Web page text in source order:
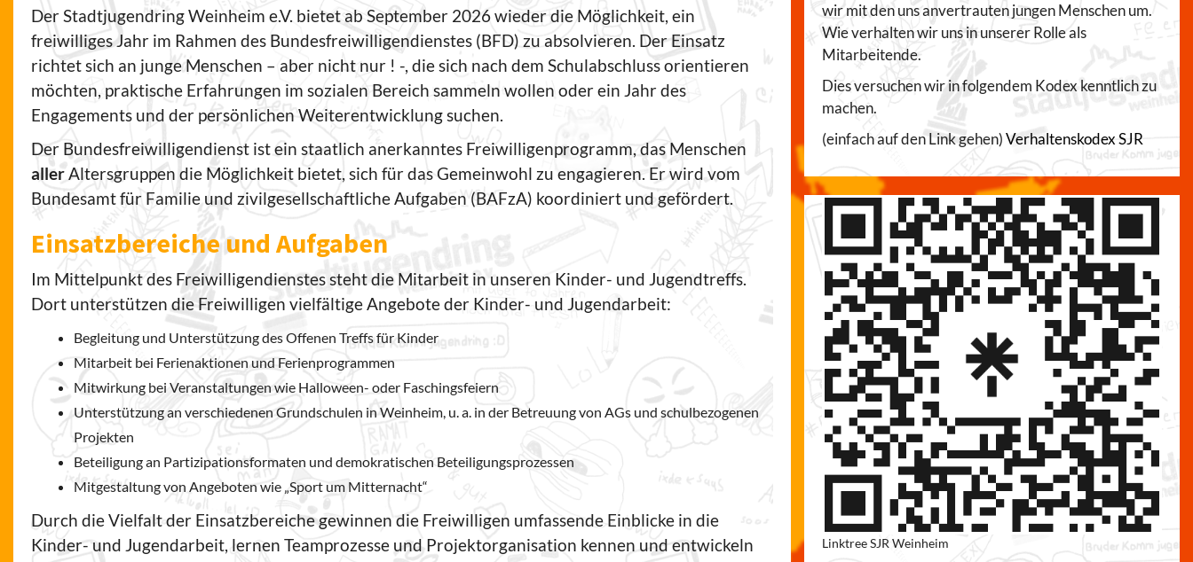
Der Stadtjugendring Weinheim e.V. bietet ab September 2026 wieder die Möglichkeit, ein
freiwilliges Jahr im Rahmen des Bundesfreiwilligendienstes (BFD) zu absolvieren. Der Einsatz
richtet sich an junge Menschen – aber nicht nur ! -, die sich nach dem Schulabschluss orientieren
möchten, praktische Erfahrungen im sozialen Bereich sammeln wollen oder ein Jahr des
Engagements und der persönlichen Weiterentwicklung suchen.
Der Bundesfreiwilligendienst ist ein staatlich anerkanntes Freiwilligenprogramm, das Menschen
allerAltersgruppen die Möglichkeit bietet, sich für das Gemeinwohl zu engagieren. Er wird vom
Bundesamt für Familie und zivilgesellschaftliche Aufgaben (BAFzA) koordiniert und gefördert.
Einsatzbereiche und Aufgaben
Im Mittelpunkt des Freiwilligendienstes steht die Mitarbeit in unseren Kinder- und Jugendtreffs.
Dort unterstützen die Freiwilligen vielfältige Angebote der Kinder- und Jugendarbeit:
Begleitung und Unterstützung des Offenen Treffs für Kinder
Mitarbeit bei Ferienaktionen und Ferienprogrammen
Mitwirkung bei Veranstaltungen wie Halloween- oder Faschingsfeiern
Unterstützung an verschiedenen Grundschulen in Weinheim, u. a. in der Betreuung von AGs und schulbezogenen
Projekten
Beteiligung an Partizipationsformaten und demokratischen Beteiligungsprozessen
Mitgestaltung von Angeboten wie „Sport um Mitternacht“
Durch die Vielfalt der Einsatzbereiche gewinnen die Freiwilligen umfassende Einblicke in die
Kinder- und Jugendarbeit, lernen Teamprozesse und Projektorganisation kennen und entwickeln
wir mit den uns anvertrauten jungen Menschen um.
Wie verhalten wir uns in unserer Rolle als
Mitarbeitende.
Dies versuchen wir in folgendem Kodex kenntlich zu
machen.
(einfach auf den Link gehen)Verhaltenskodex SJR
Linktree SJR Weinheim